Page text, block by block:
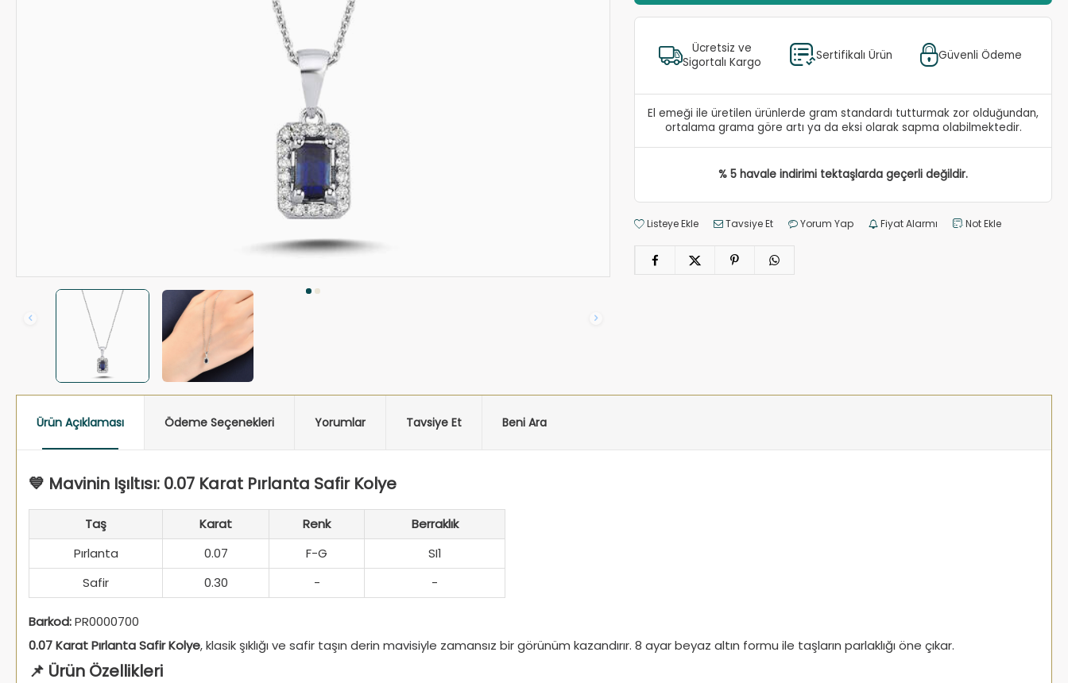
Ücretsiz ve
Sigortalı Kargo
Sertifikalı Ürün Güvenli Ödeme
El emeği ile üretilen ürünlerde gram standardı tutturmak zor olduğundan,
ortalama grama göre artı ya da eksi olarak sapma olabilmektedir.
% 5 havale indirimi tektaşlarda geçerli değildir.
Listeye Ekle Tavsiye Et Yorum Yap Fiyat Alarmı Not Ekle
Ürün Açıklaması Ödeme Seçenekleri Yorumlar Tavsiye Et Beni Ara
💙 Mavinin Işıltısı: 0.07 Karat Pırlanta Safir Kolye
Taş Karat Renk
Berraklık
Pırlanta
0.07 F-G
SI1
Safir
0.30 - -
Barkod:PR0000700
0.07 Karat Pırlanta Safir Kolye, klasik şıklığı ve safir taşın derin mavisiyle zamansız bir görünüm kazandırır. 8 ayar beyaz altın formu ile taşların parlaklığı öne çıkar.
📌 Ürün Özellikleri